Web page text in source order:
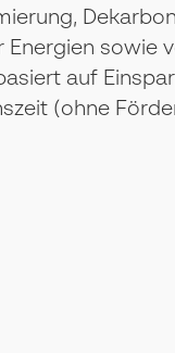
Energien sowie
auf
(ohne